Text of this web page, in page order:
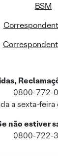
BSM
0800-772-
a sexta-
não estiver
0800-722-